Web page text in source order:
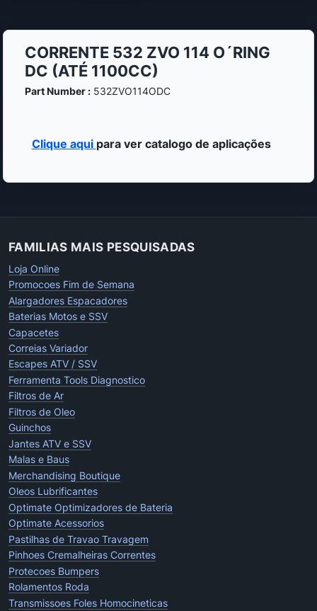
CORRENTE 532 ZVO 114 O´RING
DC (ATÉ 1100CC)
Part Number :532ZVO114ODC
Clique aqui para ver catalogo de aplicações
FAMILIAS MAIS PESQUISADAS
Loja Online
Promocoes Fim de Semana
Alargadores Espacadores
Baterias Motos e SSV
Capacetes
Correias Variador
Escapes ATV / SSV
Ferramenta Tools Diagnostico
Filtros de Ar
Filtros de Oleo
Guinchos
Jantes ATV e SSV
Malas e Baus
Merchandising Boutique
Oleos Lubrificantes
Optimate Optimizadores de Bateria
Optimate Acessorios
Pastilhas de Travao Travagem
Pinhoes Cremalheiras Correntes
Protecoes Bumpers
Rolamentos Roda
Transmissoes Foles Homocineticas